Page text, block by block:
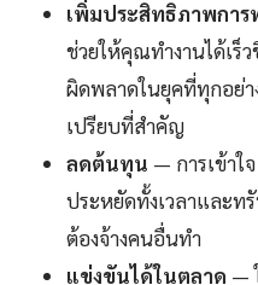
เพิ่มประสิทธิภาพการ
ช่วยให้คุณทำงานได้เ
ผิดพลาดในยุคที่ทุกอย่า
เปรียบที่สำคัญ
ลดต้นทุน — การเข้าใ
ประหยัดทั้งเวลาและท
ต้องจ้างคนอื่นทำ
แข่งขันได้ในตลาด —